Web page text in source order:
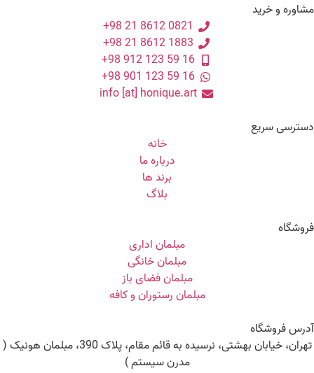
و خرید
0821 8612 21 98+
1883 8612 21 98+
16 59 123 912 98+
16 59 123 901 98+
info [at] honique.art
سریع
خانه
درباره ما
برند ها
بلاگ
مبلمان اداری
مبلمان خانگی
مبلمان فضای باز
مبلمان رستوران و کافه
فروشگاه
تهران، خیابان بهشتی، نرسیده به قائم مقام، پلاک 390، مبلمان هونیک (
مدرن سیستم )